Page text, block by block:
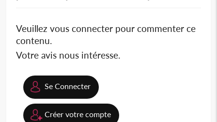
Veuillez vous connecter pour commenter ce
contenu.
Votre avis nous intéresse.
Se Connecter
Créer votre compte